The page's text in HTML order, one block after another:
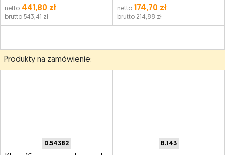
netto 441,80 zł
brutto 543,41 zł
netto174,70 zł
brutto 214,88 zł
Produkty na zamówienie:
D.54382 B.143